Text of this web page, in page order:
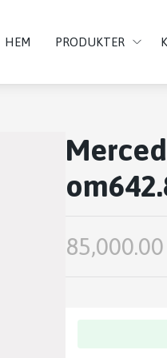
HEM PRODUKTER
85,000.00